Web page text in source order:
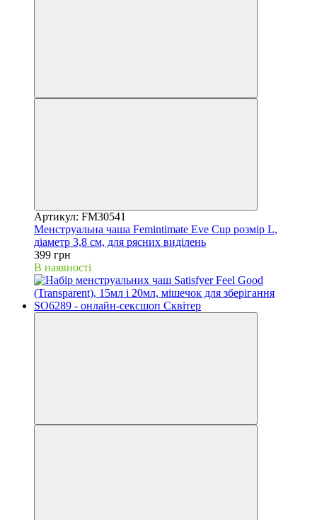
Артикул: FM30541
Менструальна чаша Femintimate Eve Cup розмір L,
діаметр 3,8 см, для рясних виділень
399 грн
В наявності